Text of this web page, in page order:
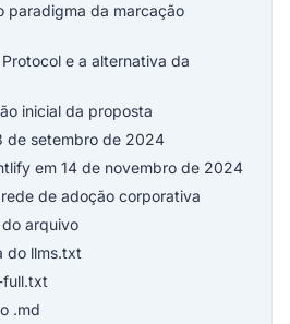
paradigma da marcação
e a alternativa da
inicial da proposta
de setembro de 2024
em 14 de novembro de 2024
de adoção corporativa
arquivo
do llms.txt
full.txt
.md